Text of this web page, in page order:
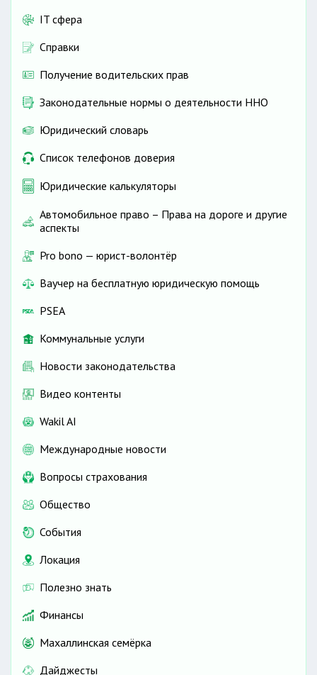
IT сфера
Справки
Получение водительских прав
Законодательные нормы о деятельности ННО
Юридический словарь
Список телефонов доверия
Юридические калькуляторы
Автомобильное право – Права на дороге и другие
аспекты
Pro bono — юрист-волонтёр
Ваучер на бесплатную юридическую помощь
PSEA
Коммунальные услуги
Новости законодательства
Видео контенты
Wakil AI
Международные новости
Вопросы страхования
Общество
События
Локация
Полезно знать
Финансы
Махаллинская семёрка
Дайджесты